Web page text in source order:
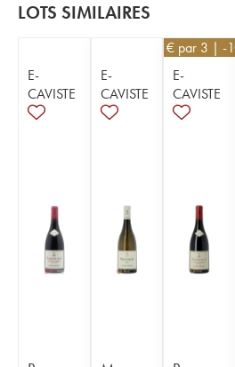
LOTS SIMILAIRES
E-
CAVISTE
E-
CAVISTE
171€ par 3 | -
E-
CAVISTE